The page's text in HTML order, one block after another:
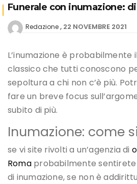
Funerale con inumazione:
Redazione 22 NOVEMBRE 2021
L’inumazione è probabilmente
classico che tutti conoscono
sepoltura a chi non c’è più.
fare un breve focus
subito di più.
Inumazione: come
se vi site rivolti a un’agenzia di
Romaprobabilmente
di inumazione, se non è